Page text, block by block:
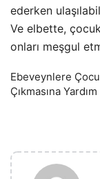
ederken
Ve elbette,
onları meşgul
Ebeveynlere
Çıkmasına Yardım